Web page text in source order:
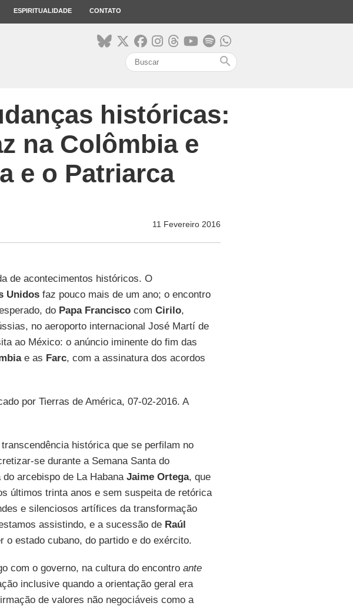
ESPIRITUALIDADE CONTATO
search
históricas:
na Colômbia e
e o Patriarca
11 Fevereiro 2016
de acontecimentos históricos. O
Unidosfaz pouco mais de um ano; o encontro
do Papa Franciscocom Cirilo,
no aeroporto internacional José Martí de
ao México: o anúncio iminente do fim das
e as Farc, com a assinatura dos acordos
por Tierras de América, 07-02-2016. A
histórica que se perfilam no
se durante a Semana Santa do
arcebispo de La Habana Jaime Ortega, que
últimos trinta anos e sem suspeita de retórica
e silenciosos artífices da transformação
assistindo, e a sucessão de Raúl
o estado cubano, do partido e do exército.
com o governo, na cultura do encontro ante
inclusive quando a orientação geral era
de valores não negociáveis como a